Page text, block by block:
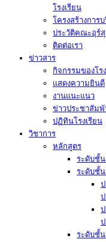
โรงเรียน
โครงสร้างการ
ประวัติคณะอุร์
ติดต่อเรา
ข่าวสาร
กิจกรรมของโร
แสดงความยินดี
งานแนะแนว
ข่าวประชาสัม
ปฏิทินโรงเรียน
วิชาการ
หลักสูตร
ระดับชั้
ระดับชั้
ระดับชั้